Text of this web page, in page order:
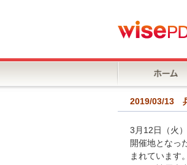
2019/03/13
3月12日（火
開催地となっ
まれています。